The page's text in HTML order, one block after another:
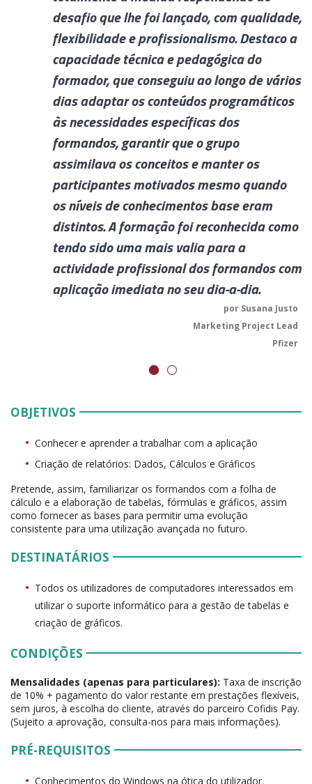
desafio que lhe foi lançado, com qualidade,
flexibilidade e profissionalismo. Destaco a
capacidade técnica e pedagógica do
formador, que conseguiu ao longo de vários
dias adaptar os conteúdos programáticos
às necessidades específicas dos
formandos, garantir que o grupo
assimilava os conceitos e manter os
participantes motivados mesmo quando
os níveis de conhecimentos base eram
distintos. A formação foi reconhecida como
tendo sido uma mais valia para a
actividade profissional dos formandos com
aplicação imediata no seu dia-a-dia.
por Susana Justo
Marketing Project Lead
Pfizer
OBJETIVOS
Conhecer e aprender a trabalhar com a aplicação
Criação de relatórios: Dados, Cálculos e Gráficos
Pretende, assim, familiarizar os formandos com a folha de
cálculo e a elaboração de tabelas, fórmulas e gráficos, assim
como fornecer as bases para permitir uma evolução
consistente para uma utilização avançada no futuro.
DESTINATÁRIOS
Todos os utilizadores de computadores interessados em
utilizar o suporte informático para a gestão de tabelas e
criação de gráficos.
CONDIÇÕES
Mensalidades (apenas para particulares): Taxa de inscrição
de 10% + pagamento do valor restante em prestações flexíveis,
sem juros, à escolha do cliente, através do parceiro Cofidis Pay.
(Sujeito a aprovação, consulta-nos para mais informações).
PRÉ-REQUISITOS
Conhecimentos do Windows na ótica do utilizador.